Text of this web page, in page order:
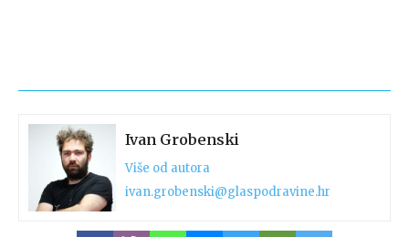
Ivan Grobenski
Više od autora
ivan.grobenski@glaspodravine.hr